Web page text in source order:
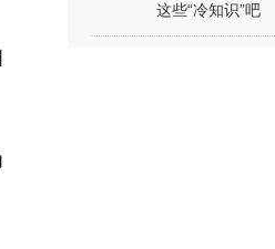
这些“冷知识”吧